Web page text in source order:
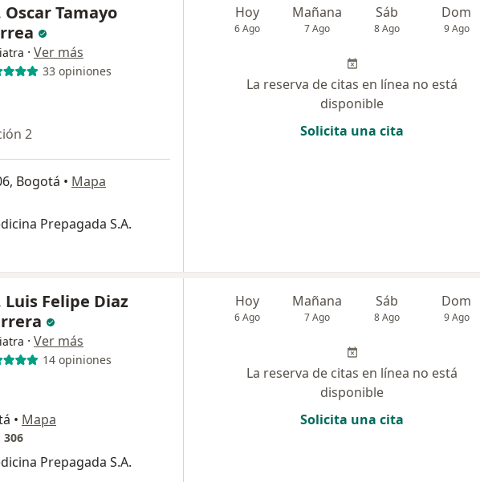
Oscar Tamayo
· Ver más
33 opiniones
2
Bogotá • Mapa
Prepagada S.A.
Hoy
6 Ago
Mañana
7 Ago
Sáb
8 Ago
Dom
9 Ago
La reserva de citas en línea no está
disponible
Solicita una cita
Luis Felipe Diaz
· Ver más
14 opiniones
• Mapa
306
Prepagada S.A.
Hoy
6 Ago
Mañana
7 Ago
Sáb
8 Ago
Dom
9 Ago
La reserva de citas en línea no está
disponible
Solicita una cita